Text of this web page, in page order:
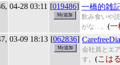
04-28 03:11 [019486] 一橋的雑
飲み食いや
がな…。 (一
03-09 18:13 [062836]
会社員とエ
す。 (こは